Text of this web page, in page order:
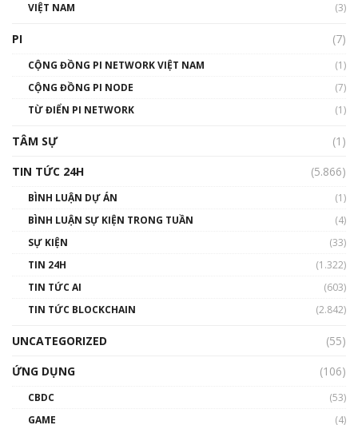
Talkshow 14: MemeCoin – Trò đùa tỷ đô
01:29:26
VIỆT NAM
(3)
PI (7)
CỘNG ĐỒNG PI NETWORK VIỆT NAM
(1)
CỘNG ĐỒNG PI NODE
(7)
TỪ ĐIỂN PI NETWORK
(1)
TÂM SỰ
(1)
TIN TỨC 24H
(5.866)
BÌNH LUẬN DỰ ÁN
(1)
BÌNH LUẬN SỰ KIỆN TRONG TUẦN
(4)
SỰ KIỆN
(33)
TIN 24H
(1.322)
TIN TỨC AI
(603)
TIN TỨC BLOCKCHAIN
(2.842)
UNCATEGORIZED
(55)
ỨNG DỤNG
(106)
CBDC
(53)
GAME
(4)